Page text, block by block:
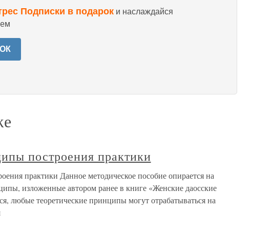
Подписки в подарок и наслаждайся
построения практики
практики Данное методическое пособие опирается на
изложенные автором ранее в книге «Женские даосские
любые теоретические принципы могут отрабатываться на